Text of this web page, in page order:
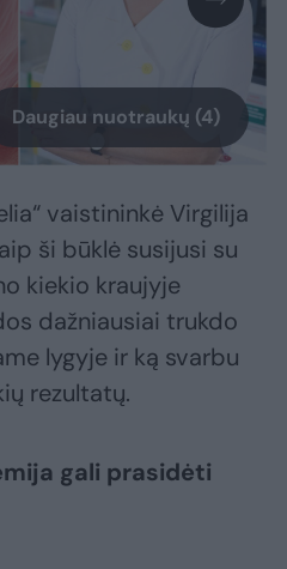
Daugiau nuotraukų (4)
vaistininkė Virgilija
ši būklė susijusi su
kiekio kraujyje
dažniausiai trukdo
lygyje ir ką svarbu
rezultatų.
gali prasidėti